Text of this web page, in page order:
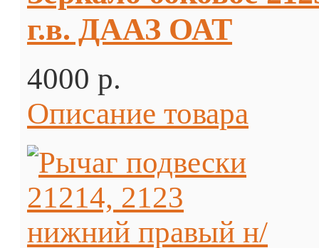
г.в. ДААЗ ОАТ
4000 p.
Описание товара